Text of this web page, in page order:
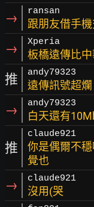
→ ransan
跟朋友借手
→ Xperia
板橋遠傳比
推 andy79323
遠傳訊號超爛
→ andy79323
白天還有
推
claude921
你是偶爾不
覺也
→ claude921
沒用(哭